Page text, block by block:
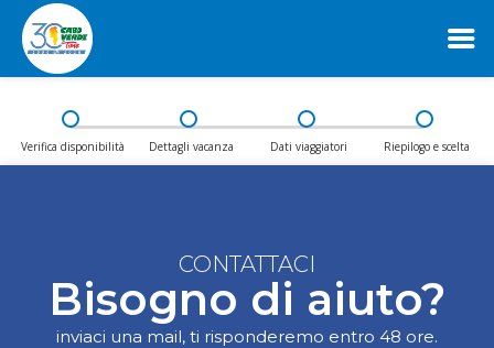
Vai
al
Verifica disponibilità Dettagli vacanza Dati viaggiatori Riepilogo e scelta
CONTATTACI
Bisogno di aiuto?
inviaci una mail, ti risponderemo entro 48 ore.